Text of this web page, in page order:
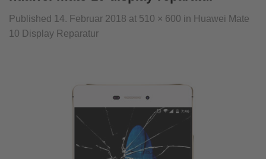
Published 14. Februar 2018 at 510 × 600 in Huawei Mate
10 Display Reparatur